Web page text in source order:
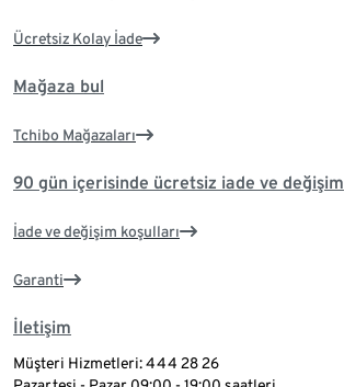
Ücretsiz Kolay İade
Mağaza bul
Tchibo Mağazaları
90 gün içerisinde ücretsiz iade ve değişim
İade ve değişim koşulları
Garanti
İletişim
Müşteri Hizmetleri: 444 28 26